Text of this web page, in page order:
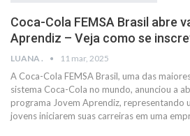
Coca-Cola FEMSA Brasil abre
Aprendiz – Veja como se
LUANA . 11 mar, 2025
A Coca-Cola FEMSA Brasil, uma das
sistema Coca-Cola no mundo, anunciou a
programa Jovem Aprendiz, representando
jovens iniciarem suas carreiras em uma